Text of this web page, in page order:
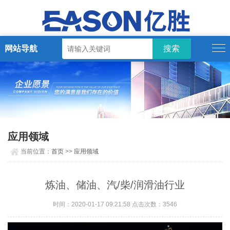
网站导航
应用领域
当前位置：首页 >> 应用领域
炼油、储油、汽/柴/润滑油行业
时间：2020-01-17 09:21:58 点击次数：3546